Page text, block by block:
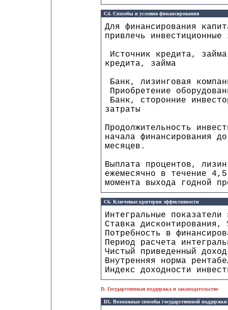
C4. Способы и условия финансирования
Для финансирования
привлечь
Источник кредита,
кредита, займа
Банк, лизинговая
Приобретение
Банк, сторонние
затраты
Продолжительность
начала финансирования
месяцев.
Выплата процентов,
ежемесячно в течение
момента выхода годной
C6. Ключевые критерии эффективности
Интегральные
Ставка
Потребность в
Период расчета
Чистый
Внутренняя норма
Индекс доходности
D. Государственная поддержка и законодательство
D1. Возможные способы государственной поддержки